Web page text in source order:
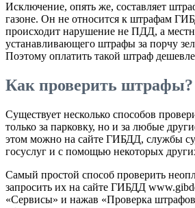
Исключение, опять же, составляет
газоне. Он не относится к штрафам
происходит нарушение не ПДД, а
устанавливающего штрафы за порчу
Поэтому оплатить такой штраф
Как проверить штрафы?
Существует несколько способов
только за парковку, но и за любые
этом можно на сайте ГИБДД, службы
госуслуг и с помощью некоторых
Самый простой способ проверить
запросить их на сайте ГИБДД
«Сервисы» и нажав «Проверка